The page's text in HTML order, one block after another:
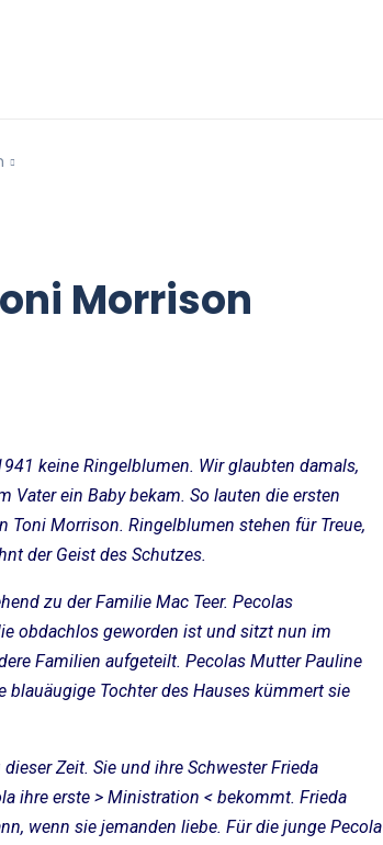
Morrison
keine Ringelblumen. Wir glaubten damals,
ein Baby bekam. So lauten die ersten
Toni Morrison. Ringelblumen stehen für Treue,
der Geist des Schutzes.
zu der Familie Mac Teer. Pecolas
obdachlos geworden ist und sitzt nun im
Familien aufgeteilt. Pecolas Mutter Pauline
Tochter des Hauses kümmert sie
Zeit. Sie und ihre Schwester Frieda
ihre erste > Ministration < bekommt. Frieda
wenn sie jemanden liebe. Für die junge Pecola